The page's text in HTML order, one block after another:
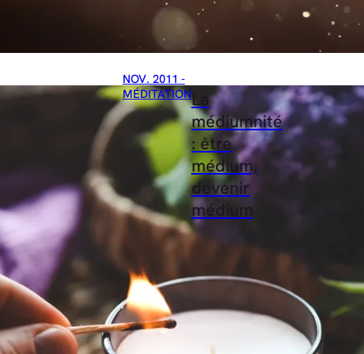
NOV. 2011 -
MÉDITATIONLa
médiumnité
: être
médium,
devenir
médium